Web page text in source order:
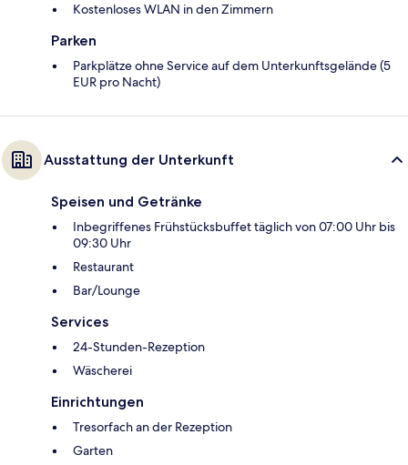
Kostenloses WLAN in den Zimmern
Parken
Parkplätze ohne Service auf dem Unterkunftsgelände (5
EUR pro Nacht)
Ausstattung der Unterkunft
Speisen und Getränke
Inbegriffenes Frühstücksbuffet täglich von 07:00 Uhr bis
09:30 Uhr
Restaurant
Bar/Lounge
Services
24-Stunden-Rezeption
Wäscherei
Einrichtungen
Tresorfach an der Rezeption
Garten